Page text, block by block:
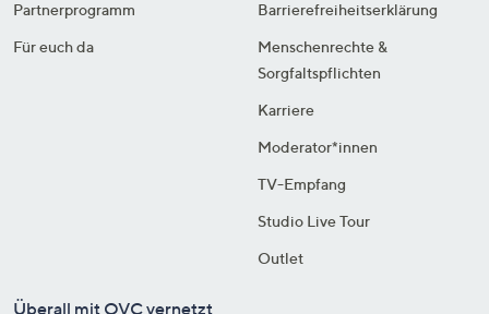
Partnerprogramm
Für euch da
Barrierefreiheitserklärung
Menschenrechte &
Sorgfaltspflichten
Karriere
Moderator*innen
TV-Empfang
Studio Live Tour
Outlet
Überall mit QVC vernetzt